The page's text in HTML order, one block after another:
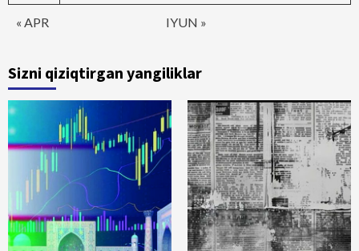
« APR IYUN »
Sizni qiziqtirgan yangiliklar